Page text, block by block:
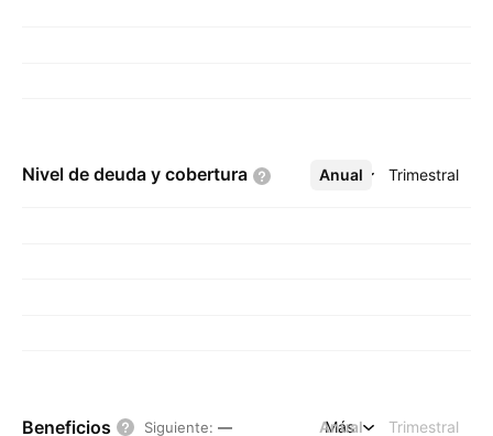
Nivel de deuda y cobertura Anual Trimestral
Más
Beneficios Siguiente: — Anual Trimestral
Más